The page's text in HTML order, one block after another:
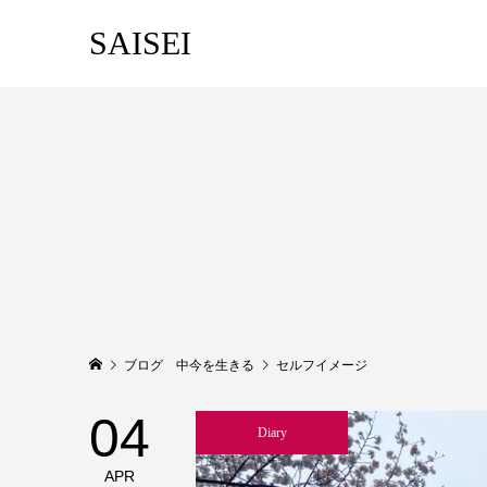
SAISEI
ブログ 中今を生きる セルフイメージ
04
APR
Diary